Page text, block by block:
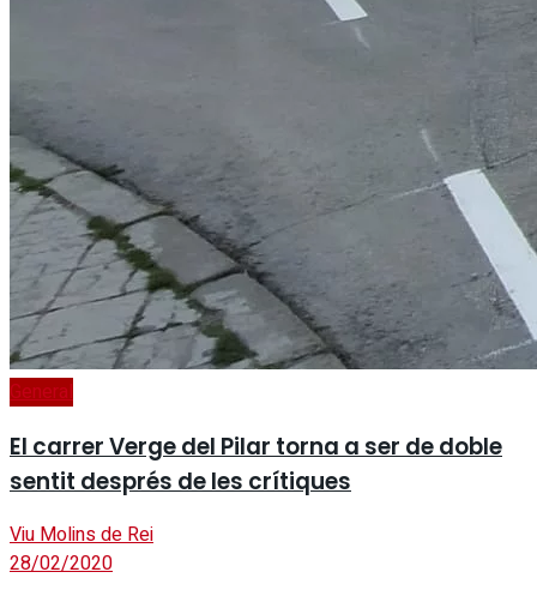
General
El carrer Verge del Pilar torna a ser de doble
sentit després de les crítiques
Viu Molins de Rei
28/02/2020